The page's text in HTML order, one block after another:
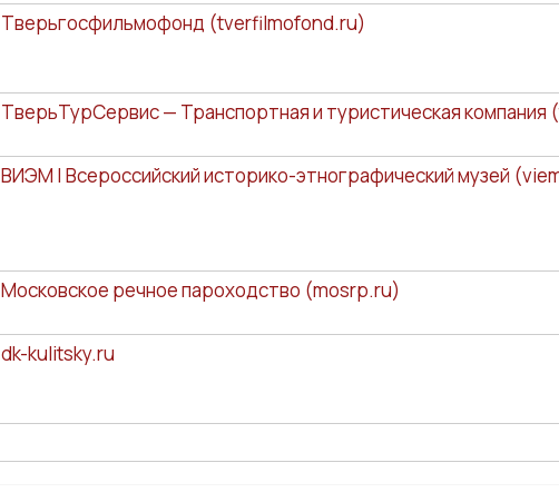
Тверьгосфильмофонд (tverfilmofond.ru)
ТверьТурСервис — Транспортная и туристическая
ВИЭМ | Всероссийский историко-этнографический музей
Московское речное пароходство (mosrp.ru)
dk-kulitsky.ru